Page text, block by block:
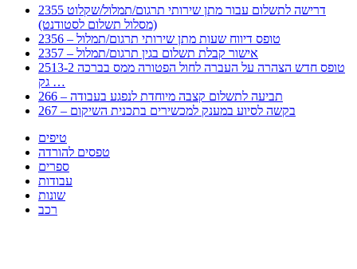
2355 דרישה לתשלום עבור מתן שירותי תרגום/תמלול/שקלוט
(מסלול תשלום לסטודנט)
2356 – טופס דיווח שעות מתן שירותי תרגום/תמלול
2357 – אישור קבלת תשלום בגין תרגום/תמלול
2513-2 טופס חדש הצהרה על העברה לחול הפטורה ממס בברכה
גק …
266 – תביעה לתשלום קצבה מיוחדת לנפגע בעבודה
267 – בקשה לסיוע במענק למכשירים בתכנית השיקום
טיפים
טפסים להורדה
ספרים
עבודות
שונות
רכב